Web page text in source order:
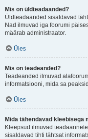
Mis on üldteadaanded?
Üldteadaanded sisaldavad
Nad ilmuvad iga foorumi
määrab administraator.
Üles
Mis on teadeanded?
Teadeanded ilmuvad
informatsiooni, mida sa
Üles
Mida tähendavad kleebisega
Kleepsud ilmuvad
sisaldavad tihti tähtsat